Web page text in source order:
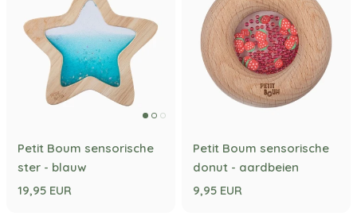
Petit Boum sensorische
ster - blauw
19,95 EUR
Petit Boum sensorische
donut - aardbeien
9,95 EUR